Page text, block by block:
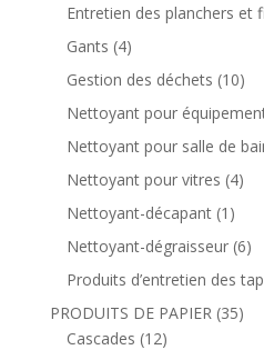
Entretien des planchers et
Gants (4)
Gestion des déchets (10)
Nettoyant pour
Nettoyant pour salle de
Nettoyant pour vitres (4)
Nettoyant-décapant (1)
Nettoyant-dégraisseur (6)
Produits d’entretien des
PRODUITS DE PAPIER (35)
Cascades (12)